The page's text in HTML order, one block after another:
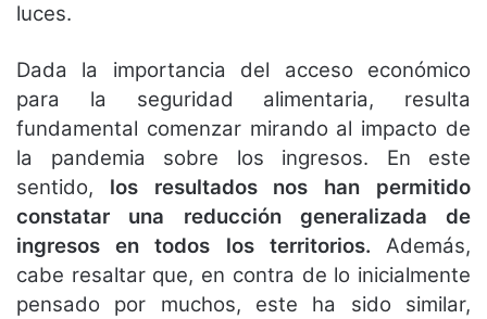
luces.
Dada la importancia del acceso económico
para la seguridad alimentaria, resulta
fundamental comenzar mirando al impacto de
la pandemia sobre los ingresos. En este
sentido, los resultados nos han permitido
constatar una reducción generalizada de
ingresos en todos los territorios. Además,
cabe resaltar que, en contra de lo inicialmente
pensado por muchos, este ha sido similar,